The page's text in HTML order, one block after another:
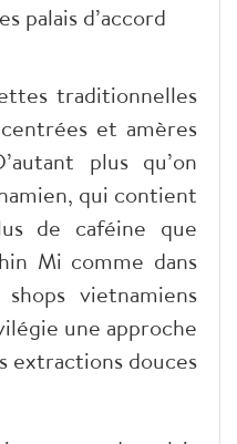
palais d’accord
traditionnelles
et amères
plus qu’on
qui contient
de caféine que
Mi comme dans
vietnamiens
une approche
extractions douces